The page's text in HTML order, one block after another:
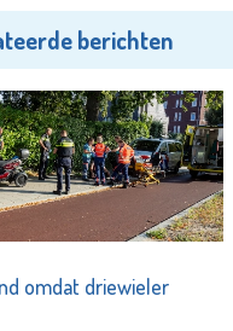
berichten
omdat driewieler